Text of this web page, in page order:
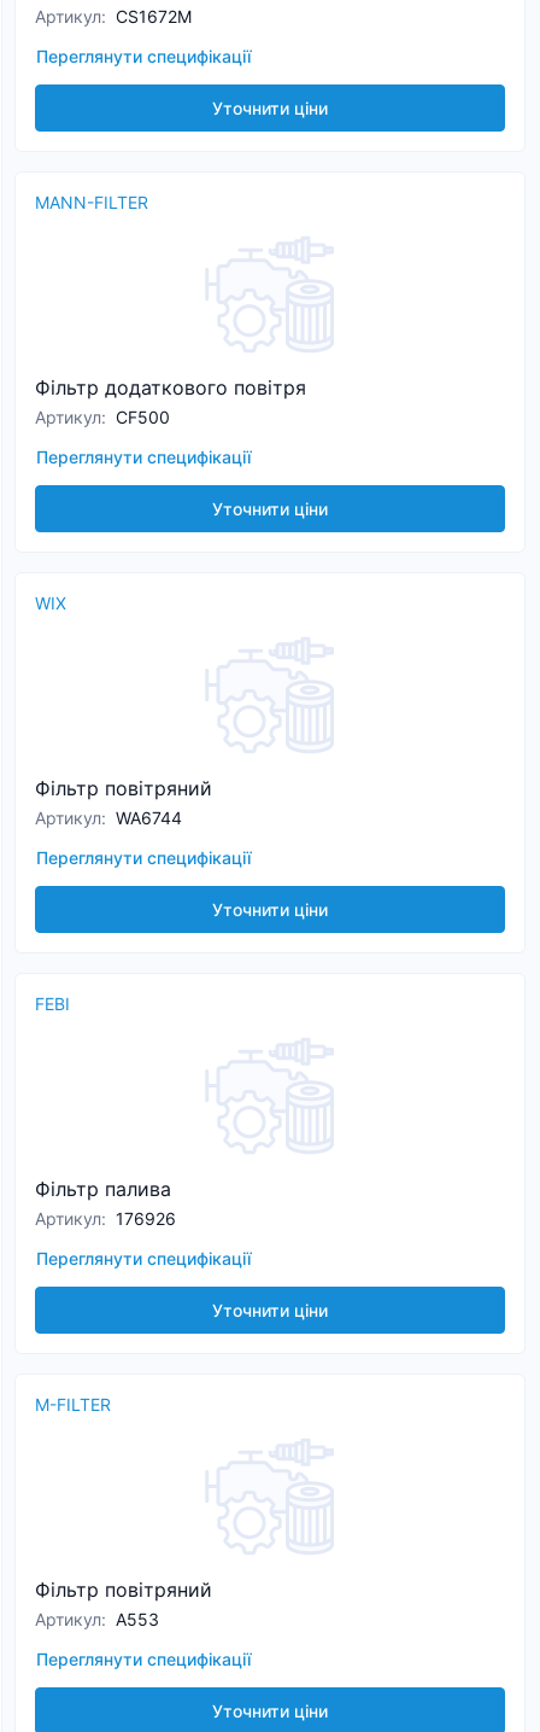
Артикул: CS1672M
Переглянути специфікації
Уточнити ціни
MANN-FILTER
Фільтр додаткового повітря
Артикул: CF500
Переглянути специфікації
Уточнити ціни
WIX
Фільтр повітряний
Артикул: WA6744
Переглянути специфікації
Уточнити ціни
FEBI
Фільтр палива
Артикул: 176926
Переглянути специфікації
Уточнити ціни
M-FILTER
Фільтр повітряний
Артикул: A553
Переглянути специфікації
Уточнити ціни